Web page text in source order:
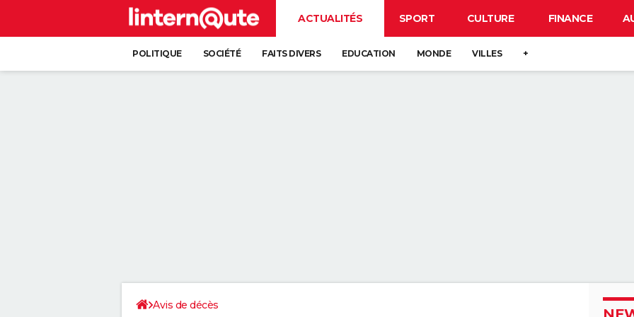
ACTUALITÉS SPORT CULTURE FINANCE
POLITIQUE SOCIÉTÉ FAITS DIVERS EDUCATION MONDE VILLES +
Avis de décès